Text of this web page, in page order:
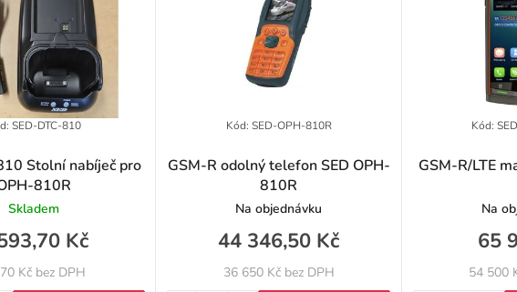
o
Stolní nabíječ pro
810R
Skladem
Kč bez DPH
Kč
SED-DTC-810
GSM-R odolný telefon SED OPH-
810R
Na objednávku
36 650 Kč bez DPH
44 346,50 Kč
Kód: SED-OPH-810R
GSM-R/LTE
Na
54 500
65
Kód: